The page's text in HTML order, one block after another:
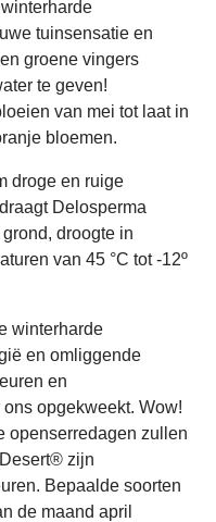
tuinsensatie en
groene vingers
te geven!
van mei tot laat in
bloemen.
droge en ruige
Delosperma
droogte in
van 45 °C tot -12º
winterharde
en omliggende
en
opgekweekt. Wow!
openserredagen zullen
zijn
Bepaalde soorten
de maand april